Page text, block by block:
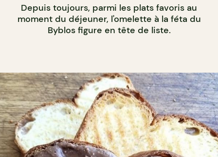
Depuis toujours, parmi les plats favoris au
moment du déjeuner, l'omelette à la féta du
Byblos figure en tête de liste.